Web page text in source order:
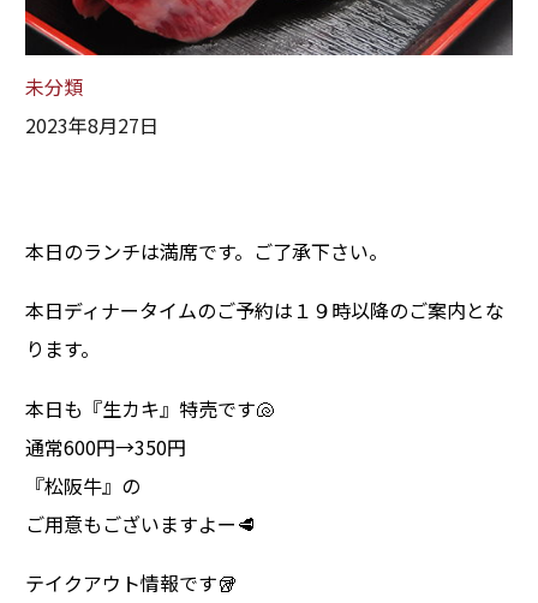
未分類
2023年8月27日
本日のランチは満席です。ご了承下さい。
本日ディナータイムのご予約は１９時以降のご案内とな
ります。
本日も『生カキ』特売です🐚
通常600円→350円
『松阪牛』の
ご用意もございますよー🥩
テイクアウト情報です🥡